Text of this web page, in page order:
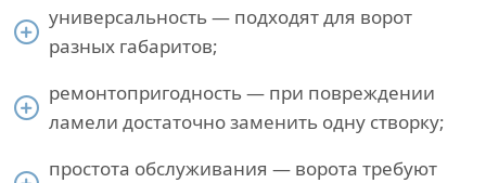
универсальность — подходят для ворот
разных габаритов;
ремонтопригодность — при повреждении
ламели достаточно заменить одну створку;
простота обслуживания — ворота требуют